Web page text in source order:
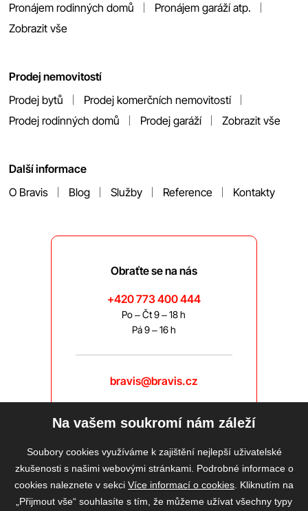
Pronájem rodinných domů
Pronájem garáží atp.
Zobrazit vše
Prodej nemovitostí
Prodej bytů
Prodej komerčních nemovitostí
Prodej rodinných domů
Prodej garáží Zobrazit vše
Další informace
O Bravis
Blog Služby Reference Kontakty
Obraťte se na nás
+420 773 400 444
Po – Čt 9 – 18 h
Pá 9 – 16 h
bravis@bravis.cz
Na vašem soukromí nám záleží
Soubory cookies využíváme k zajištění nejlepší uživatelské
zkušenosti s našimi webovými stránkami. Podrobné informace o
cookies naleznete v sekci Více informací o cookies . Kliknutím na
„Přijmout vše“ souhlasíte s tím, že můžeme užívat všechny typy